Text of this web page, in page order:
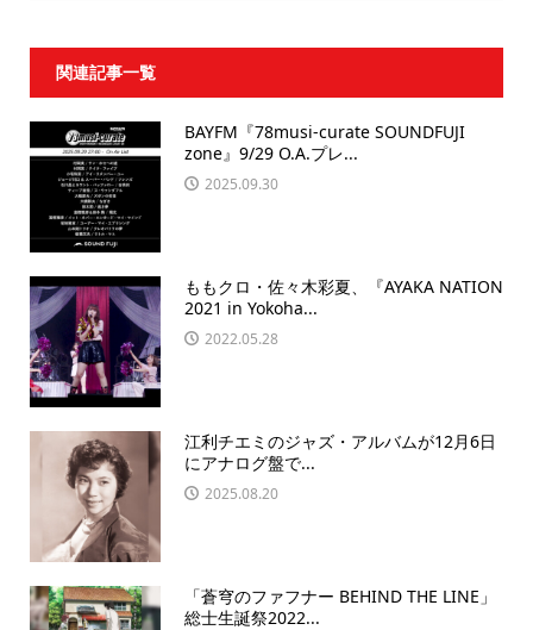
関連記事一覧
BAYFM『78musi-curate SOUNDFUJI
zone』9/29 O.A.プレ...
2025.09.30
ももクロ・佐々木彩夏、『AYAKA NATION
2021 in Yokoha...
2022.05.28
江利チエミのジャズ・アルバムが12月6日
にアナログ盤で...
2025.08.20
「蒼穹のファフナー BEHIND THE LINE」
総士生誕祭2022...